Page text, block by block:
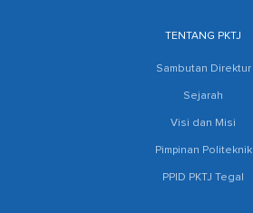
TENTANG PKTJ
Sambutan Direktur
Sejarah
Visi dan Misi
Pimpinan Politeknik
PPID PKTJ Tegal